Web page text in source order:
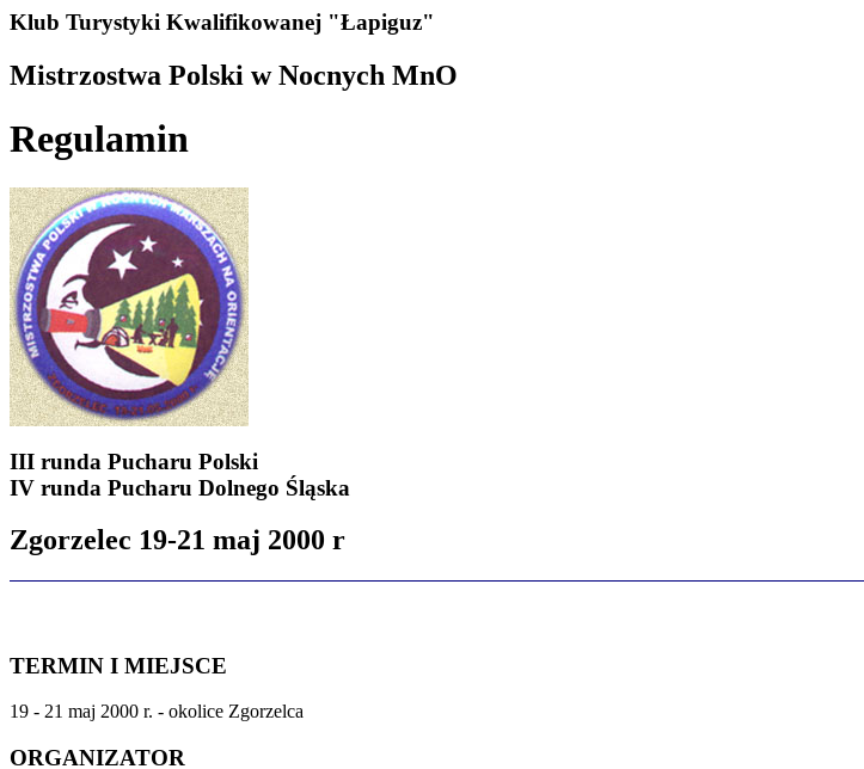
Klub Turystyki Kwalifikowanej "Łapiguz"
Mistrzostwa Polski w Nocnych MnO
Regulamin
III runda Pucharu Polski
IV runda Pucharu Dolnego Śląska
Zgorzelec 19-21 maj 2000 r
TERMIN I MIEJSCE
19 - 21 maj 2000 r. - okolice Zgorzelca
ORGANIZATOR